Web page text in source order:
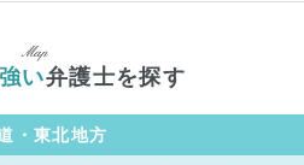
い弁護士を探す
・東北地方